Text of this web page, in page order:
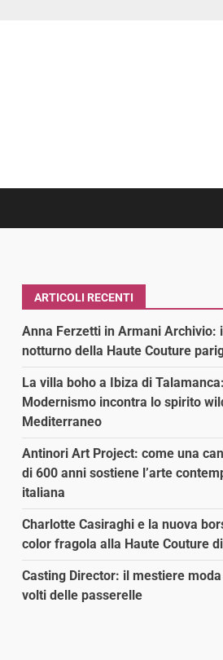
ARTICOLI RECENTI
Anna Ferzetti in Armani Archivio:
notturno della Haute Couture
La villa boho a Ibiza di
Modernismo incontra lo spirito
Mediterraneo
Antinori Art Project: come una
di 600 anni sostiene l’arte
italiana
Charlotte Casiraghi e la nuova
color fragola alla Haute Couture
Casting Director: il mestiere
volti delle passerelle